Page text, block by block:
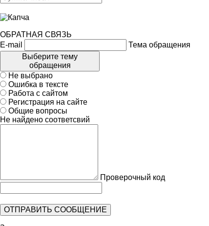
ОБРАТНАЯ СВЯЗЬ
E-mail
Тема обращения
Выберите тему
обращения
Не выбрано
Ошибка в тексте
Работа с сайтом
Регистрация на сайте
Общие вопросы
Не найдено соответсвий
Проверочный код